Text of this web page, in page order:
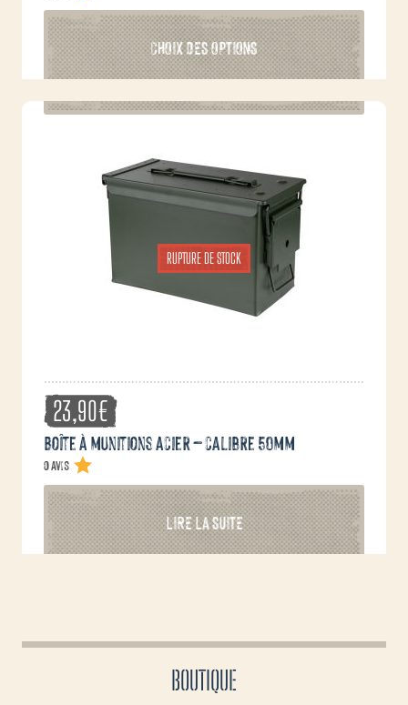
CHOIX DES OPTIONS
Ce
produit
a
variations.
peuvent
être
choisies
sur
la
page
du
RUPTURE DE STOCK
23,90€
Boîte à munitions acier – calibre 50mm
0 avis
LIRE LA SUITE
BOUTIQUE